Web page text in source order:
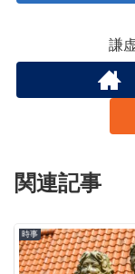
謙
関連記事
時事